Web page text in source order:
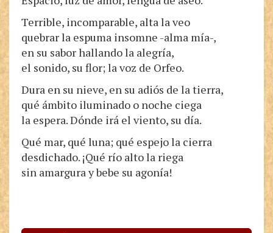
Terrible, incomparable, alta la veo
quebrar la espuma insomne -alma mía-,
en su sabor hallando la alegría,
el sonido, su flor; la voz de Orfeo.
Dura en su nieve, en su adiós de la tierra,
qué ámbito iluminado o noche ciega
la espera. Dónde irá el viento, su día.
Qué mar, qué luna; qué espejo la cierra
desdichado. ¡Qué río alto la riega
sin amargura y bebe su agonía!